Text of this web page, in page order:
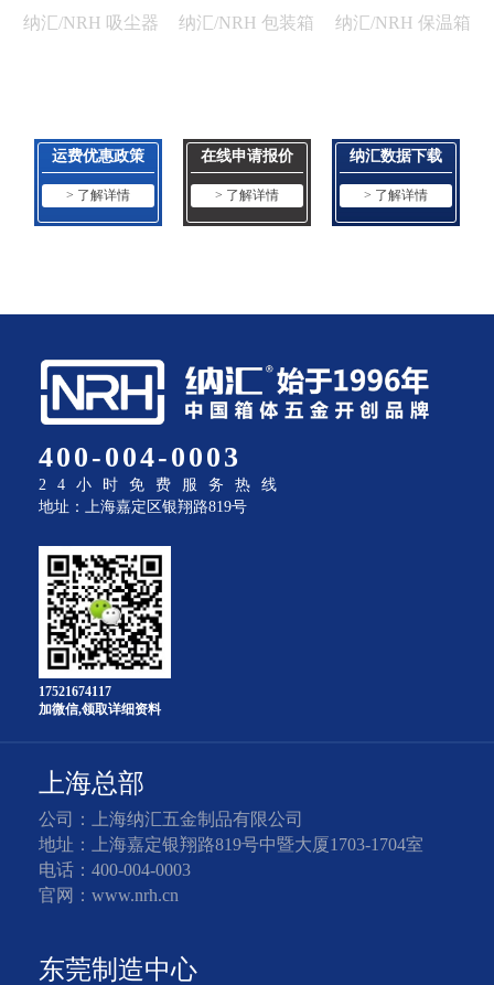
纳汇/NRH 吸尘器
纳汇/NRH 包装箱
纳汇/NRH 保温箱
运费优惠政策
> 了解详情
在线申请报价
> 了解详情
纳汇数据下载
> 了解详情
400-004-0003
24小时免费服务热线
地址：上海嘉定区银翔路819号
17521674117
加微信,领取详细资料
上海总部
公司：上海纳汇五金制品有限公司
地址：上海嘉定银翔路819号中暨大厦1703-1704室
电话：400-004-0003
官网：www.nrh.cn
东莞制造中心